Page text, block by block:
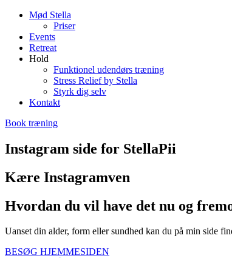
Mød Stella
Priser
Events
Retreat
Hold
Funktionel udendørs træning
Stress Relief by Stella
Styrk dig selv
Kontakt
Book træning
Instagram side for StellaPii
Kære Instagramven
Hvordan du vil have det nu og
Uanset din alder, form eller sundhed kan du på min side
BESØG HJEMMESIDEN